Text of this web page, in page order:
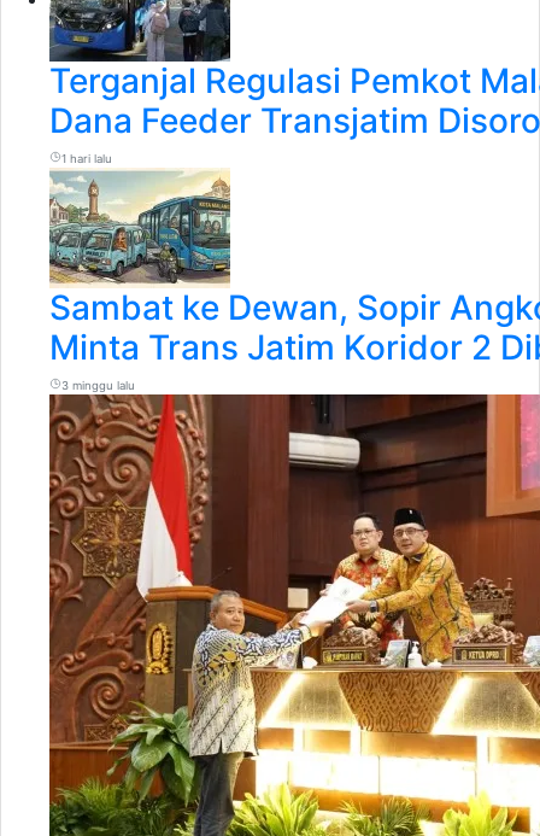
Terganjal Regulasi Pemkot
Dana Feeder Transjatim
1 hari lalu
Sambat ke Dewan, Sopir
Minta Trans Jatim Koridor 2
3 minggu lalu